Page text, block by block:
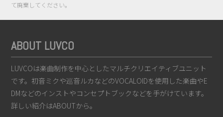
て廃棄してください。
ABOUT LUVCO
LUVCOは楽曲制作を中心としたマルチクリエイティブユニット
です。初音ミクや巡音ルカなどのVOCALOIDを使用した楽曲やE
DMなどのインストやコンセプトブックなどを手がけています。
詳しい紹介はABOUTから。